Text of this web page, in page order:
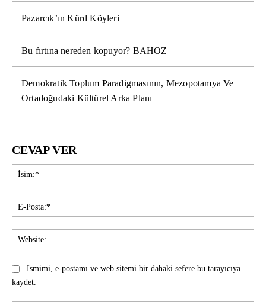
Pazarcık’ın Kürd Köyleri
Bu fırtına nereden kopuyor? BAHOZ
Demokratik Toplum Paradigmasının, Mezopotamya Ve
Ortadoğudaki Kültürel Arka Planı
CEVAP VER
Ismimi, e-postamı ve web sitemi bir dahaki sefere bu tarayıcıya
kaydet.